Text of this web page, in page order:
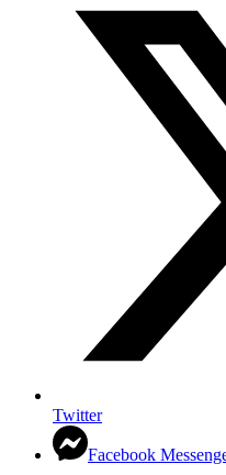
Twitter
Facebook